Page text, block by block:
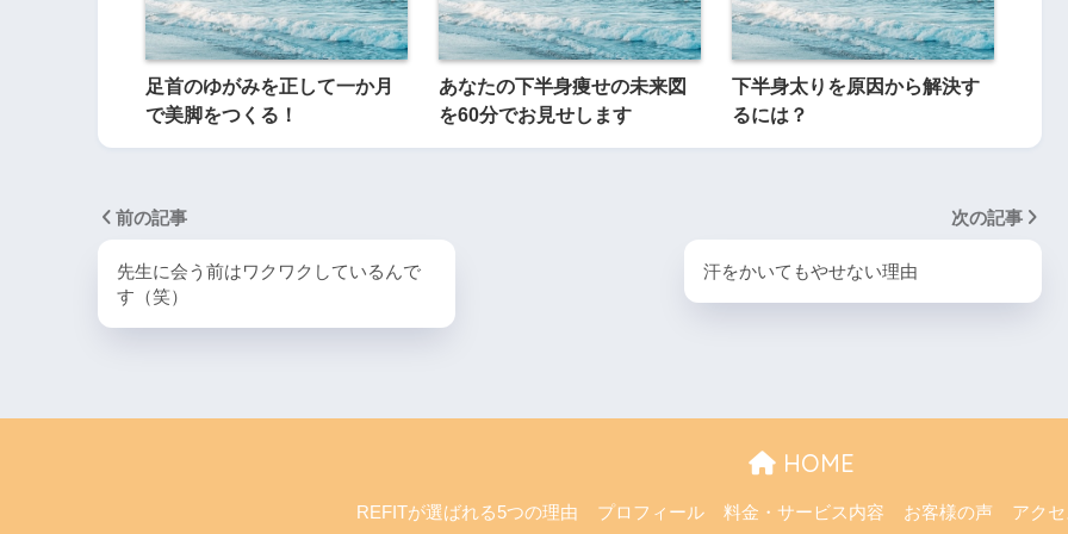
足首のゆがみを正して一か月
で美脚をつくる！
あなたの下半身痩せの未来図
を60分でお見せします
下半身太りを原因から解決す
るには？
前の記事
先生に会う前はワクワクしているんで
す（笑）
次の記事
汗をかいてもやせない理由
HOME
REFITが選ばれる5つの理由 プロフィール 料金・サービス内容 お客様の声 アクセ